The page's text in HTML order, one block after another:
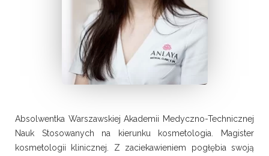
Absolwentka Warszawskiej Akademii Medyczno-Technicznej
Nauk Stosowanych na kierunku kosmetologia. Magister
kosmetologii klinicznej. Z zaciekawieniem pogłębia swoją